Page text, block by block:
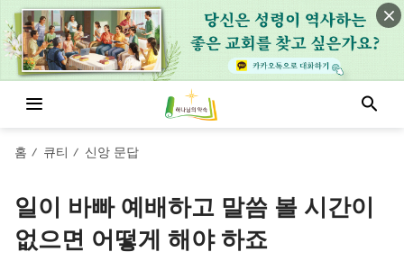
홈 / 큐티 / 신앙 문답
일이 바빠 예배하고 말씀 볼 시간이
없으면 어떻게 해야 하죠